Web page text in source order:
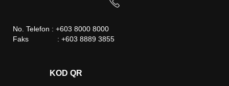
No. Telefon : +603 8000 8000
Faks : +603 8889 3855
KOD QR